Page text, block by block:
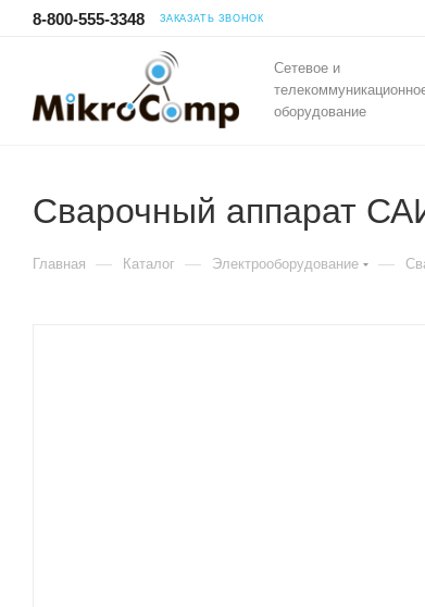
8-800-555-3348 ЗАКАЗАТЬ ЗВОНОК
Сетевое и
оборудование
Сварочный аппарат
Главная — Каталог — Электрооборудование —